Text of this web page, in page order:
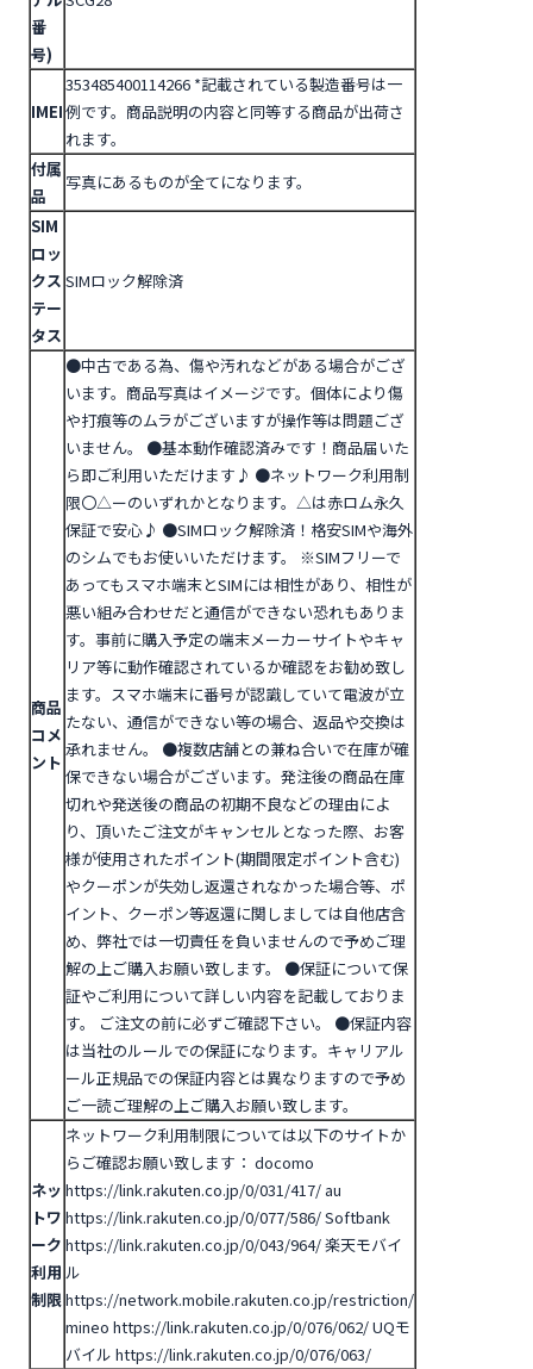
番
号)
IMEI
353485400114266 *記載されている製造番号は一
例です。商品説明の内容と同等する商品が出荷さ
れます。
付属
品
写真にあるものが全てになります。
SIM
ロッ
クス
テー
タス
SIMロック解除済
商品
コメ
ント
●中古である為、傷や汚れなどがある場合がござ
います。商品写真はイメージです。個体により傷
や打痕等のムラがございますが操作等は問題ござ
いません。
●基本動作確認済みです！商品届いた
ら即ご利用いただけます♪ ●ネットワーク利用制
限〇△ーのいずれかとなります。△は赤ロム永久
保証で安心♪ ●SIMロック解除済！格安SIMや海外
のシムでもお使いいただけます。
※SIMフリーで
あってもスマホ端末とSIMには相性があり、相性が
悪い組み合わせだと通信ができない恐れもありま
す。事前に購入予定の端末メーカーサイトやキャ
リア等に動作確認されているか確認をお勧め致し
ます。スマホ端末に番号が認識していて電波が立
たない、通信ができない等の場合、返品や交換は
承れません。
●複数店舗との兼ね合いで在庫が確
保できない場合がございます。発注後の商品在庫
切れや発送後の商品の初期不良などの理由によ
り、頂いたご注文がキャンセルとなった際、お客
様が使用されたポイント(期間限定ポイント含む)
やクーポンが失効し返還されなかった場合等、ポ
イント、クーポン等返還に関しましては自他店含
め、弊社では一切責任を負いませんので予めご理
解の上ご購入お願い致します。
●保証について保
証やご利用について詳しい内容を記載しておりま
す。 ご注文の前に必ずご確認下さい。
●保証内容
は当社のルールでの保証になります。キャリアル
ール正規品での保証内容とは異なりますので予め
ご一読ご理解の上ご購入お願い致します。
ネッ
トワ
ーク
利用
制限
ネットワーク利用制限については以下のサイトか
らご確認お願い致します： docomo
https://link.rakuten.co.jp/0/031/417/ au
https://link.rakuten.co.jp/0/077/586/Softbank
https://link.rakuten.co.jp/0/043/964/楽天モバイ
ル
https://network.mobile.rakuten.co.jp/restriction/
mineo https://link.rakuten.co.jp/0/076/062/UQモ
バイル https://link.rakuten.co.jp/0/076/063/